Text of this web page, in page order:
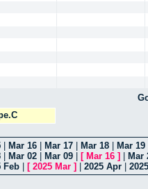
Mar 16 Mar 17 Mar 18 Mar 19
Mar 02 Mar 09 [ Mar 16 ]
Mar
Feb [ 2025 Mar ] 2025 Apr